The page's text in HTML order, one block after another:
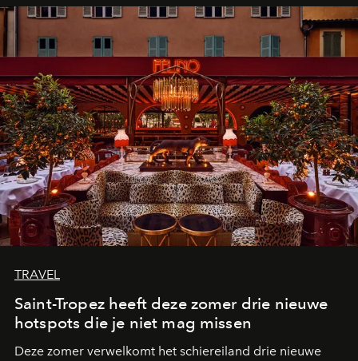
TRAVEL
Saint-Tropez heeft deze zomer drie nieuwe
hotspots die je niet mag missen
Deze zomer verwelkomt het schiereiland drie nieuwe